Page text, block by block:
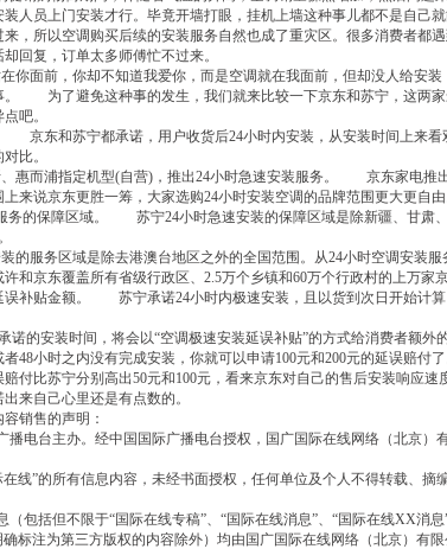
装人员上门安装才行。毕竟开墙打眼，挂机上墙这种事儿都不是自
，所以空调购买后续的安装服务自然也成了重灾区。很多消费者都
却回复，订单太多师傅忙不过来。
你面前，你却不知道我爱你，而是空调就在我面前，但却没人给安
。 为了避免这种事的发生，我们就来比较一下京东和苏宁，这两家
吧。
京东和苏宁都承诺，用户收货后24小时内安装，从安装时间上
的对比。
惠而浦指定机型(自营)，推出24小时急速安装服务。 京东家电推
来说京东更胜一筹，大家选购24小时安装空调的品牌范围更大更自由
务的保障区域。 苏宁24小时急速安装的保障区域是除新疆、甘肃
的服务区域是除去港澳台地区之外的全国范围。从24小时空调安装
许和京东覆盖所有省级行政区、2.5万个乡镇和60万个行政村的上万
误补贴金额。 苏宁承诺24小时内极速安装，且以货到次日开始计算
的安装时间，将会以“空调极速安装延误补贴”的方式给消费者额外
者48小时之内没有完成安装，你就可以申请100元和200元的延误赔
付比苏宁分别高出50元和100元，看来京东对自己的售后安装响应速
来自己心里还是有点数的。
销售的声明：
播电台主办。经中国国际广播电台授权，国广国际在线网络（北京）
线”的所有信息内容，未经书面授权，任何单位及个人不得转载、摘
包括但不限于“国际在线专稿”、“国际在线消息”、“国际在线XX消息
标注为第三方版权的内容除外）均由国广国际在线网络（北京）有